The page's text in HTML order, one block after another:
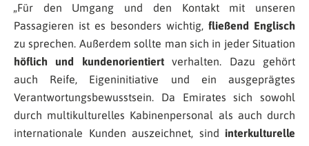
„Für den Umgang und den Kontakt mit unseren
Passagieren ist es besonders wichtig, fließend Englisch
zu sprechen. Außerdem sollte man sich in jeder Situation
höflich und kundenorientiertverhalten. Dazu gehört
auch Reife, Eigeninitiative und ein ausgeprägtes
Verantwortungsbewusstsein. Da Emirates sich sowohl
durch multikulturelles Kabinenpersonal als auch durch
internationale Kunden auszeichnet, sind interkulturelle